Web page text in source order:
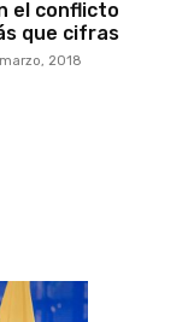
el conflicto
que cifras
2018